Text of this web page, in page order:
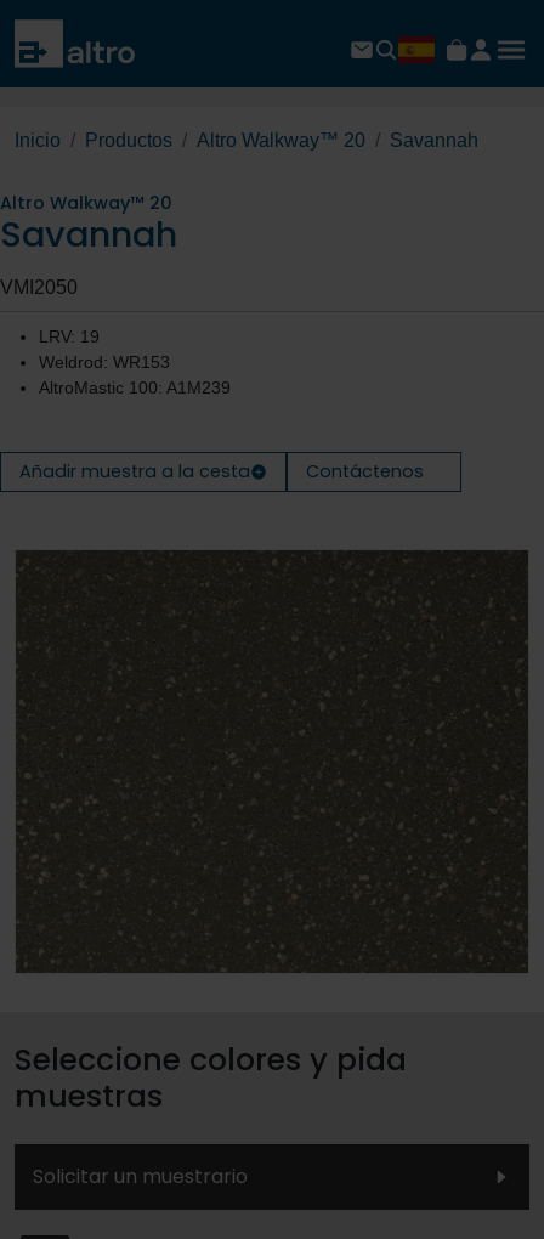
Inicio Productos Altro Walkway™ 20 Savannah
Altro Walkway™ 20
Savannah
VMI2050
LRV: 19
Weldrod: WR153
AltroMastic 100: A1M239
Añadir muestra a la cesta Contáctenos
Seleccione colores y pida
muestras
Solicitar un muestrario